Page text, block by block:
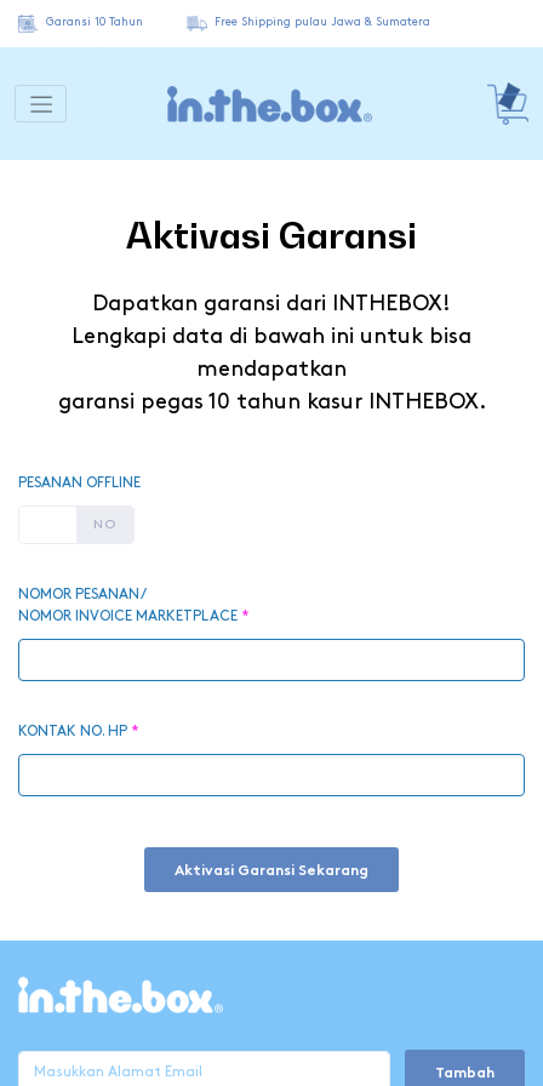
Garansi 10 Tahun Free Shipping pulau Jawa & Sumatera
Aktivasi Garansi
Dapatkan garansi dari INTHEBOX!
Lengkapi data di bawah ini untuk bisa
mendapatkan
garansi pegas 10 tahun kasur INTHEBOX.
PESANAN OFFLINE
NO
NOMOR PESANAN /
NOMOR INVOICE MARKETPLACE *
KONTAK NO. HP *
Aktivasi Garansi Sekarang
Tambah